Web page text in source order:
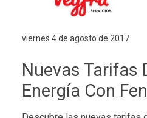
viernes 4 de agosto de 2017
Nuevas Tarifas
Energía Con